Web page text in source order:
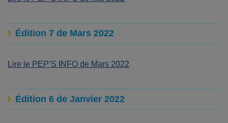
Édition 7 de Mars 2022
Lire le PEP’S INFO de Mars 2022
Édition 6 de Janvier 2022